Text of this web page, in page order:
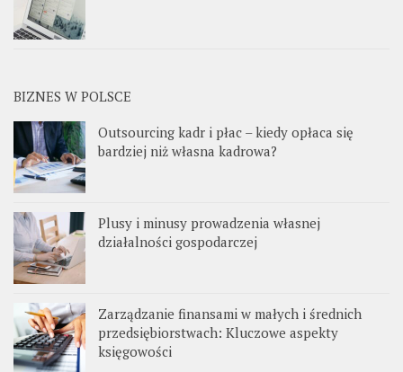
BIZNES W POLSCE
Outsourcing kadr i płac – kiedy opłaca się
bardziej niż własna kadrowa?
Plusy i minusy prowadzenia własnej
działalności gospodarczej
Zarządzanie finansami w małych i średnich
przedsiębiorstwach: Kluczowe aspekty
księgowości